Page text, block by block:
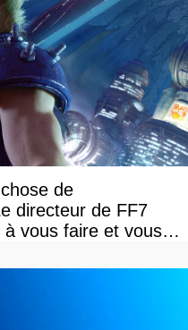
de
directeur de FF7
vous faire et vous